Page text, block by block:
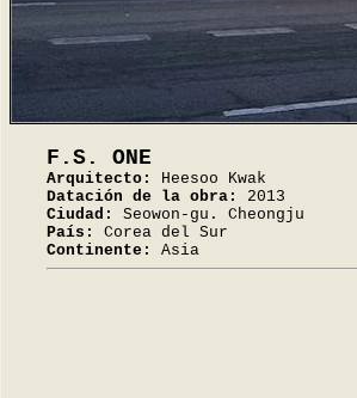
F.S. ONE
Arquitecto:
Heesoo Kwak
Datación de la obra:
2013
Ciudad:
Seowon-gu. Cheongju
País:
Corea del Sur
Continente:
Asia